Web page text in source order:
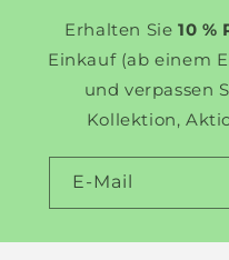
Erhalten Sie 10 %
Einkauf (ab einem
und verpassen
Kollektion,
E-Mail